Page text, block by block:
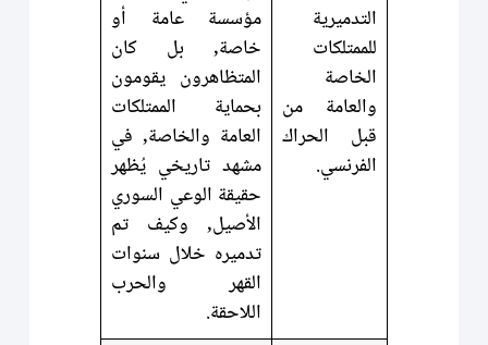
التدميرية
للممتلكات
الخاصة
والعامة من
قبل الحراك
الفرنسي.
مؤسسة عامة أو
خاصة, بل كان
المتظاهرون يقومون
بحماية الممتلكات
العامة والخاصة, في
مشهد تاريخي يُظهر
حقيقة الوعي السوري
الأصيل, وكيف تم
تدميره خلال سنوات
القهر والحرب
اللاحقة.